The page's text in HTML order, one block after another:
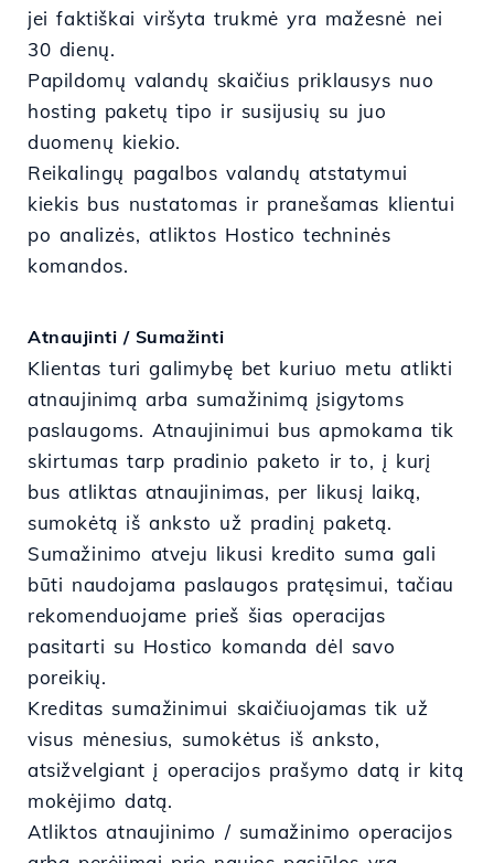
jei faktiškai viršyta trukmė yra mažesnė nei
30 dienų.
Papildomų valandų skaičius priklausys nuo
hosting paketų tipo ir susijusių su juo
duomenų kiekio.
Reikalingų pagalbos valandų atstatymui
kiekis bus nustatomas ir pranešamas klientui
po analizės, atliktos Hostico techninės
komandos.
Atnaujinti / Sumažinti
Klientas turi galimybę bet kuriuo metu atlikti
atnaujinimą arba sumažinimą įsigytoms
paslaugoms. Atnaujinimui bus apmokama tik
skirtumas tarp pradinio paketo ir to, į kurį
bus atliktas atnaujinimas, per likusį laiką,
sumokėtą iš anksto už pradinį paketą.
Sumažinimo atveju likusi kredito suma gali
būti naudojama paslaugos pratęsimui, tačiau
rekomenduojame prieš šias operacijas
pasitarti su Hostico komanda dėl savo
poreikių.
Kreditas sumažinimui skaičiuojamas tik už
visus mėnesius, sumokėtus iš anksto,
atsižvelgiant į operacijos prašymo datą ir kitą
mokėjimo datą.
Atliktos atnaujinimo / sumažinimo operacijos